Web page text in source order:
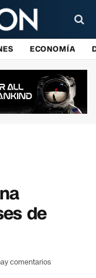
ECONOMÍA
de
comentarios